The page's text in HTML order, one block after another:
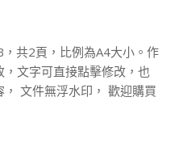
共2頁，比例為A4大小。作
文字可直接點擊修改，也
文件無浮水印， 歡迎購買